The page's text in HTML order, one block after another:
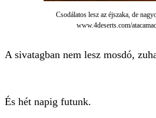
Csodálatos lesz az éjszaka, de
www.4deserts.com/
A sivatagban nem lesz mosdó,
És hét napig futunk.